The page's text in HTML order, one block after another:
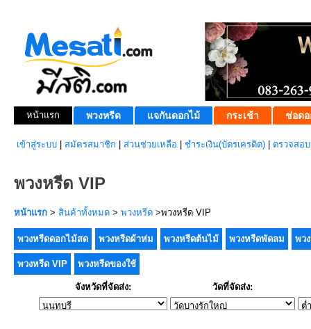
หน้าแรก พวงหรีด แจกันดอกไม้ กระเช้า ช่อดอ
เข้าสู่ระบบ สมัครสมาชิก ส่วนช่วยเหลือ ชำระเงิน(บัตรเครดิต) ตรวจสอ
พวงหรีด VIP
หน้าแรก > สินค้าทั้งหมด > พวงหรีด >พวงหรีด VIP
พวงหรีดดอกไม้สด พวงหรีดผ้าห่ม พวงหรีดต้นไม้ พวงหรีดพัดลม พว
พวงหรีด VIP พวงหรีดของใช้
จังหวัดที่จัดส่ง: วัดที่จัดส่ง: